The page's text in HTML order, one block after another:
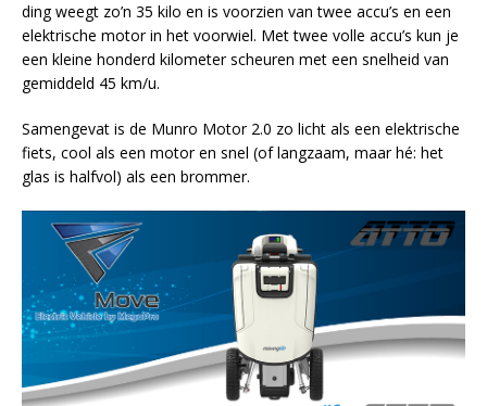
ding weegt zo’n 35 kilo en is voorzien van twee accu’s en een
elektrische motor in het voorwiel. Met twee volle accu’s kun je
een kleine honderd kilometer scheuren met een snelheid van
gemiddeld 45 km/u.
Samengevat is de Munro Motor 2.0 zo licht als een elektrische
fiets, cool als een motor en snel (of langzaam, maar hé: het
glas is halfvol) als een brommer.